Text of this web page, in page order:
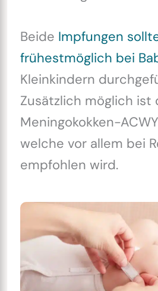
Beide Impfungen
frühestmöglich bei
Kleinkindern
Zusätzlich möglich ist
Meningokokken-
welche vor allem bei
empfohlen wird.